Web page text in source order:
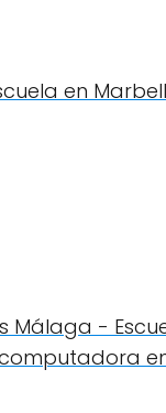
en
Málaga -